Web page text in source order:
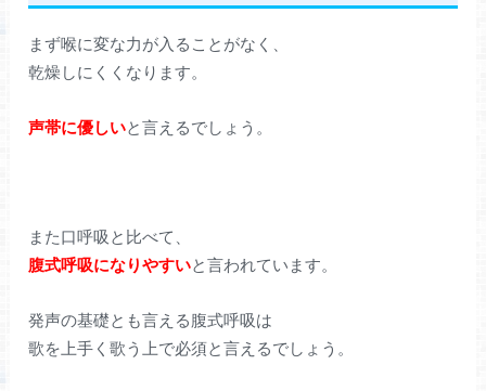
まず喉に変な力が入ることがなく、
乾燥しにくくなります。
声帯に優しいと言えるでしょう。
また口呼吸と比べて、
腹式呼吸になりやすいと言われています。
発声の基礎とも言える腹式呼吸は
歌を上手く歌う上で必須と言えるでしょう。